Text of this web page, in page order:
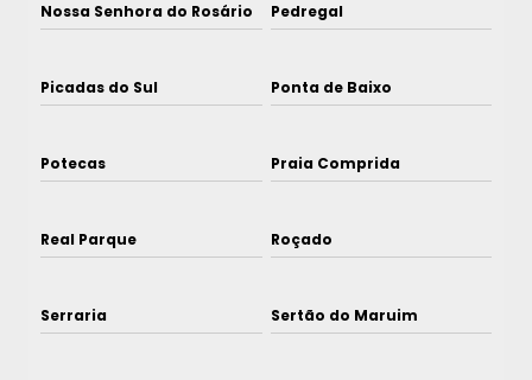
Nossa Senhora do Rosário Pedregal
Picadas do Sul Ponta de Baixo
Potecas Praia Comprida
Real Parque Roçado
Serraria Sertão do Maruim